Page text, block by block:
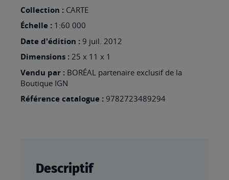
GEX
Collection : CARTE
Échelle : 1:60 000
Date d'édition : 9 juil. 2012
Dimensions : 25 x 11 x 1
Vendu par : BORÉAL partenaire exclusif de la
Boutique IGN
Référence catalogue : 9782723489294
Descriptif